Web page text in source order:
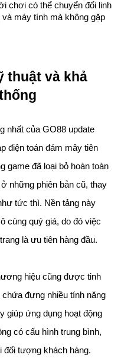
chơi có thể chuyển đổi linh
máy tính mà không gặp
thuật và khả
nhất của GO88 update
điện toán đám mây tiên
game đã loại bỏ hoàn toàn
những phiên bản cũ, thay
tức thì. Nền tảng này
cùng quý giá, do đó việc
là ưu tiên hàng đầu.
hiệu cũng được tinh
đựng nhiều tính năng
giúp ứng dụng hoạt động
có cấu hình trung bình,
đối tượng khách hàng.